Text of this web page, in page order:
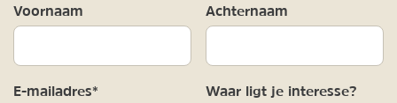
Voornaam Achternaam
E-mailadres* Waar ligt je interesse?